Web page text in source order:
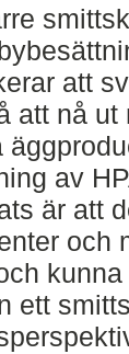
att
att nå
av
är att
och
ett